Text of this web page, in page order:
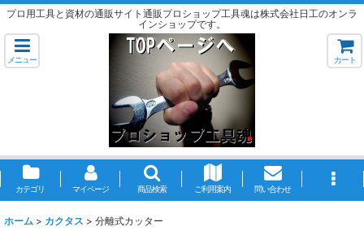
プロ用工具と資材の通販サイト通販プロショップ工具魂は株式会社日工のオンラ
インショップです。
メニュー カート
カテゴリ マイページ 商品検索 ご利用案内 問い合わせ
ホーム > カクタス > 分離式カッター